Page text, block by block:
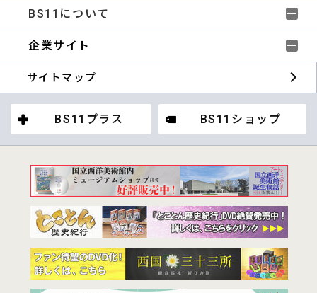
BS11について
企業サイト
サイトマップ
BS11プラス BS11ショップ